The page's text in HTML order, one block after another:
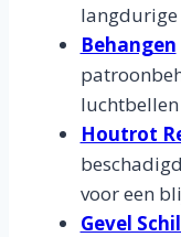
langdurige
Behangen
Houtrot
voor een
Gevel